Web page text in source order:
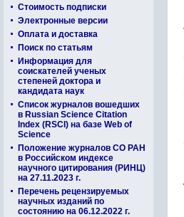
Стоимость подписки
Электронные версии
Оплата и доставка
Поиск по статьям
Информация для
соискателей ученых
степеней доктора и
кандидата наук
Список журналов вошедших
в Russian Science Citation
Index (RSCI) на базе Web of
Science
Положение журналов СО РАН
в Российском индексе
научного цитирования (РИНЦ)
на 27.11.2023 г.
Перечень рецензируемых
научных изданий по
состоянию на 06.12.2022 г.